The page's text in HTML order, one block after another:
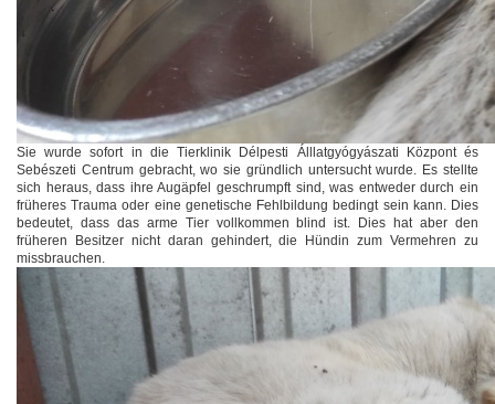
Sie wurde sofort in die Tierklinik Délpesti Álllatgyógyászati Központ és
Sebészeti Centrum gebracht, wo sie gründlich untersucht wurde. Es stellte
sich heraus, dass ihre Augäpfel geschrumpft sind, was entweder durch ein
früheres Trauma oder eine genetische Fehlbildung bedingt sein kann. Dies
bedeutet, dass das arme Tier vollkommen blind ist. Dies hat aber den
früheren Besitzer nicht daran gehindert, die Hündin zum Vermehren zu
missbrauchen.